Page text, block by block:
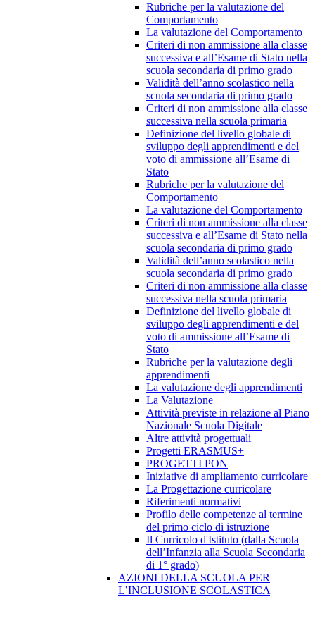
Rubriche per la valutazione del
Comportamento
La valutazione del Comportamento
Criteri di non ammissione alla classe
successiva e all’Esame di Stato nella
scuola secondaria di primo grado
Validità dell’anno scolastico nella
scuola secondaria di primo grado
Criteri di non ammissione alla classe
successiva nella scuola primaria
Definizione del livello globale di
sviluppo degli apprendimenti e del
voto di ammissione all’Esame di
Stato
Rubriche per la valutazione del
Comportamento
La valutazione del Comportamento
Criteri di non ammissione alla classe
successiva e all’Esame di Stato nella
scuola secondaria di primo grado
Validità dell’anno scolastico nella
scuola secondaria di primo grado
Criteri di non ammissione alla classe
successiva nella scuola primaria
Definizione del livello globale di
sviluppo degli apprendimenti e del
voto di ammissione all’Esame di
Stato
Rubriche per la valutazione degli
apprendimenti
La valutazione degli apprendimenti
La Valutazione
Attività previste in relazione al Piano
Nazionale Scuola Digitale
Altre attività progettuali
Progetti ERASMUS+
PROGETTI PON
Iniziative di ampliamento curricolare
La Progettazione curricolare
Riferimenti normativi
Profilo delle competenze al termine
del primo ciclo di istruzione
Il Curricolo d'Istituto (dalla Scuola
dell’Infanzia alla Scuola Secondaria
di 1° grado)
AZIONI DELLA SCUOLA PER
L’INCLUSIONE SCOLASTICA